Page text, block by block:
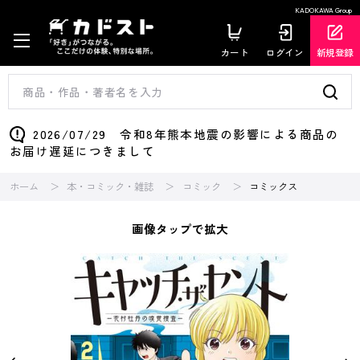
KADOKAWA Group
カート ログイン 新規登録
2026/07/29 令和8年熊本地震の影響による商品の
お届け遅延につきまして
ホーム 本・コミック・雑誌 コミック コミックス
画像タップで拡大